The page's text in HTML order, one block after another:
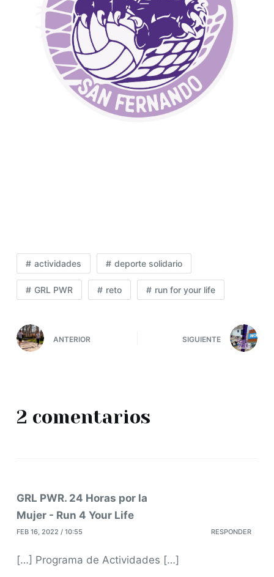
actividades deporte solidario
GRL PWR reto run for your life
ANTERIOR SIGUIENTE
2 comentarios
GRL PWR. 24 Horas por la
Mujer - Run 4 Your Life
FEB 16, 2022 / 10:55 RESPONDER
[…] Programa de Actividades […]